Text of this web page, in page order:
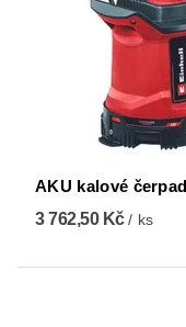
AKU kalové
3 762,50 Kč/ ks